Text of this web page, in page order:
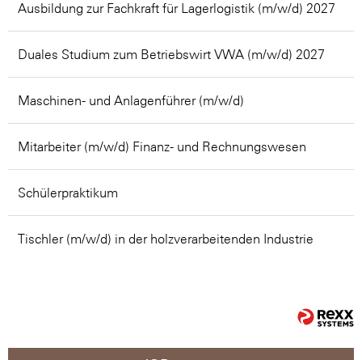
Ausbildung zur Fachkraft für Lagerlogistik (m/w/d) 2027
Duales Studium zum Betriebswirt VWA (m/w/d) 2027
Maschinen- und Anlagenführer (m/w/d)
Mitarbeiter (m/w/d) Finanz- und Rechnungswesen
Schülerpraktikum
Tischler (m/w/d) in der holzverarbeitenden Industrie